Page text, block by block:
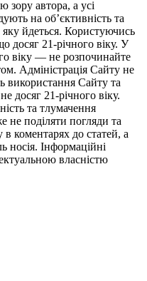
зору автора, а усі
на об’єктивність та
яку йдеться. Користуючись
досяг 21-річного віку. У
віку — не розпочинайте
Адміністрація Сайту не
використання Сайту та
досяг 21-річного віку.
та тлумачення
не поділяти погляди та
коментарях до статей, а
носія. Інформаційні
власністю